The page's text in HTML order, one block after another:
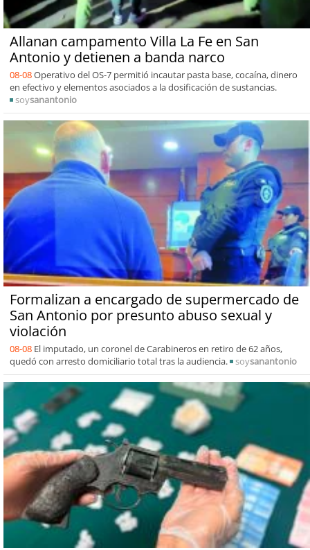
Allanan campamento Villa La Fe en San
Antonio y detienen a banda narco
08-08Operativo del OS-7 permitió incautar pasta base, cocaína, dinero
en efectivo y elementos asociados a la dosificación de sustancias.
soysanantonio
Formalizan a encargado de supermercado de
San Antonio por presunto abuso sexual y
violación
08-08 El imputado, un coronel de Carabineros en retiro de 62 años,
quedó con arresto domiciliario total tras la audiencia.
soysanantonio